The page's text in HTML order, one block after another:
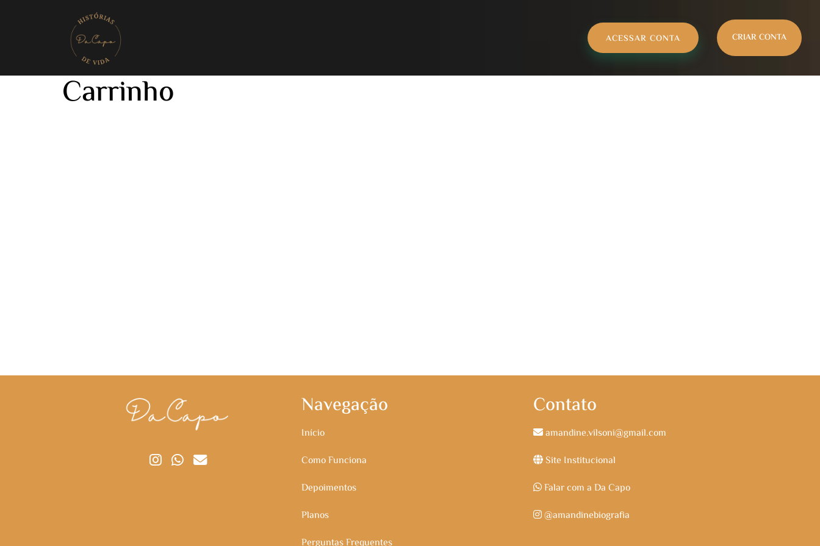
ACESSAR CONTA CRIAR CONTA
Carrinho
Navegação
Início
Como Funciona
Depoimentos
Planos
Contato
amandine.vilsoni@gmail.com
Site Institucional
Falar com a Da Capo
@amandinebiografia